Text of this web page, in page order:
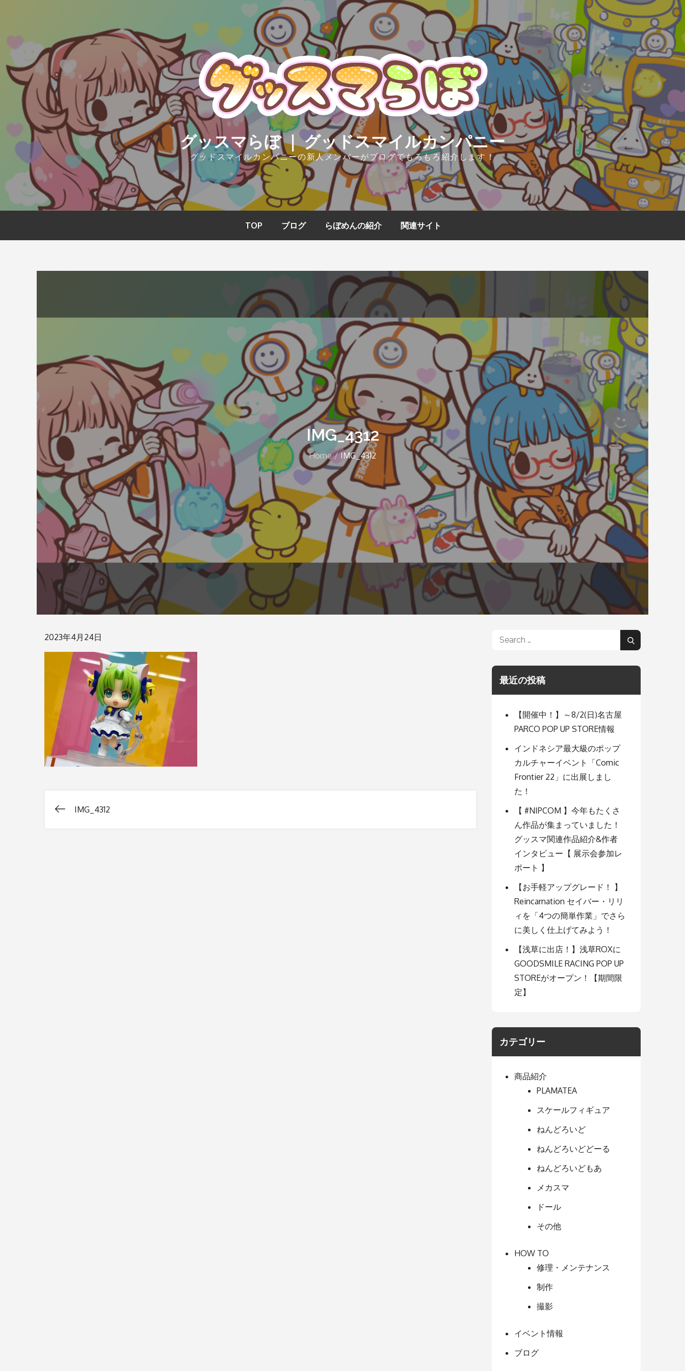
content
グッスマらぼ ｜ グッドスマイルカンパニー
グッドスマイルカンパニーの新人メンバーがブログでもろもろ紹介します！
TOP ブログ らぼめんの紹介 関連サイト
IMG_4312
Home IMG_4312
Posted
on
2023年4月24日
IMG_4312
Search
Search
最近の投稿
【開催中！】～8/2(日)名古屋
PARCO POP UP STORE情報
インドネシア最大級のポップ
カルチャーイベント「Comic
Frontier 22」に出展しまし
た！
【 #NIPCOM 】今年もたくさ
ん作品が集まっていました！
グッスマ関連作品紹介&作者
インタビュー【 展示会参加レ
ポート 】
【お手軽アップグレード！ 】
Reincarnation セイバー・リリ
ィを「4つの簡単作業」でさら
に美しく仕上げてみよう！
【浅草に出店！】浅草ROXに
GOODSMILE RACING POP UP
STOREがオープン！【期間限
定】
カテゴリー
商品紹介
PLAMATEA
スケールフィギュア
ねんどろいど
ねんどろいどどーる
ねんどろいどもあ
メカスマ
ドール
その他
HOW TO
修理・メンテナンス
制作
撮影
イベント情報
ブログ